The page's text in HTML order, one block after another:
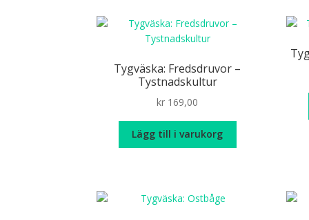
Tygväska: Fredsdruvor –
Tystnadskultur
kr 169,00
Lägg till i varukorg